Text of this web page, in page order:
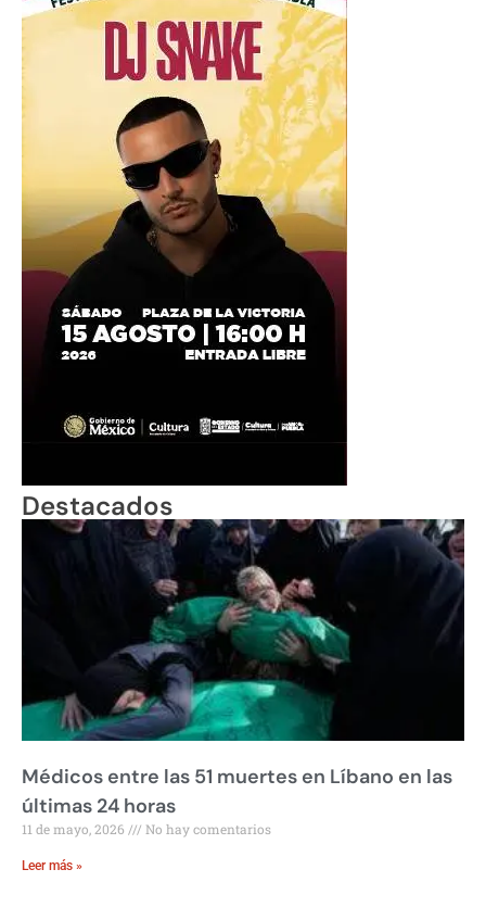
Destacados
Médicos entre las 51 muertes en Líbano en las
últimas 24 horas
11 de mayo, 2026 No hay comentarios
Leer más »